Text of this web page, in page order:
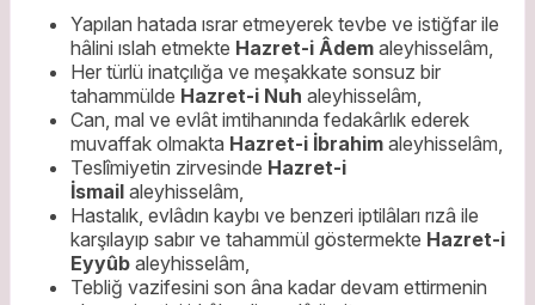
Yapılan hatada ısrar etmeyerek tevbe ve istiğfar ile
hâlini ıslah etmekte Hazret-i Âdem aleyhisselâm,
Her türlü inatçılığa ve meşakkate sonsuz bir
tahammülde Hazret-i Nuh aleyhisselâm,
Can, mal ve evlât imtihanında fedakârlık ederek
muvaffak olmakta Hazret-i İbrahim aleyhisselâm,
Teslîmiyetin zirvesinde Hazret-i
İsmail aleyhisselâm,
Hastalık, evlâdın kaybı ve benzeri iptilâları rızâ ile
karşılayıp sabır ve tahammül göstermekte Hazret-i
Eyyûb aleyhisselâm,
Tebliğ vazifesini son âna kadar devam ettirmenin